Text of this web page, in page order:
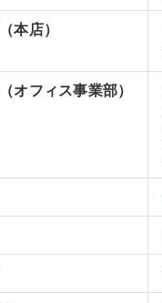
本店）
オフィス事業部）